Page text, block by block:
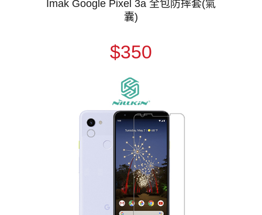
Imak Google Pixel 3a 全包防摔套(氣
囊)
$350